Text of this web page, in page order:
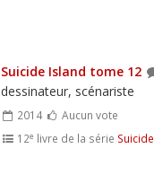
Suicide Island tome 12
dessinateur, scénariste
2014
Aucun vote
12e livre de la série